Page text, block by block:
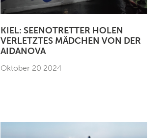
KIEL: SEENOTRETTER HOLEN
VERLETZTES MÄDCHEN VON DER
AIDANOVA
Oktober 20 2024